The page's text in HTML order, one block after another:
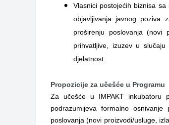
Vlasnici postojećih biznisa
objavljivanja javnog poziva
proširenju poslovanja (novi
prihvatljive, izuzev u
djelatnost.
Propozicije za učešće u Programu
Za učešće u IMPAKT inkubatoru
podrazumijeva formalno
poslovanja (novi proizvodi/usluge,